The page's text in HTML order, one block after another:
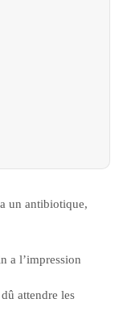
un antibiotique,
a l’impression
attendre les